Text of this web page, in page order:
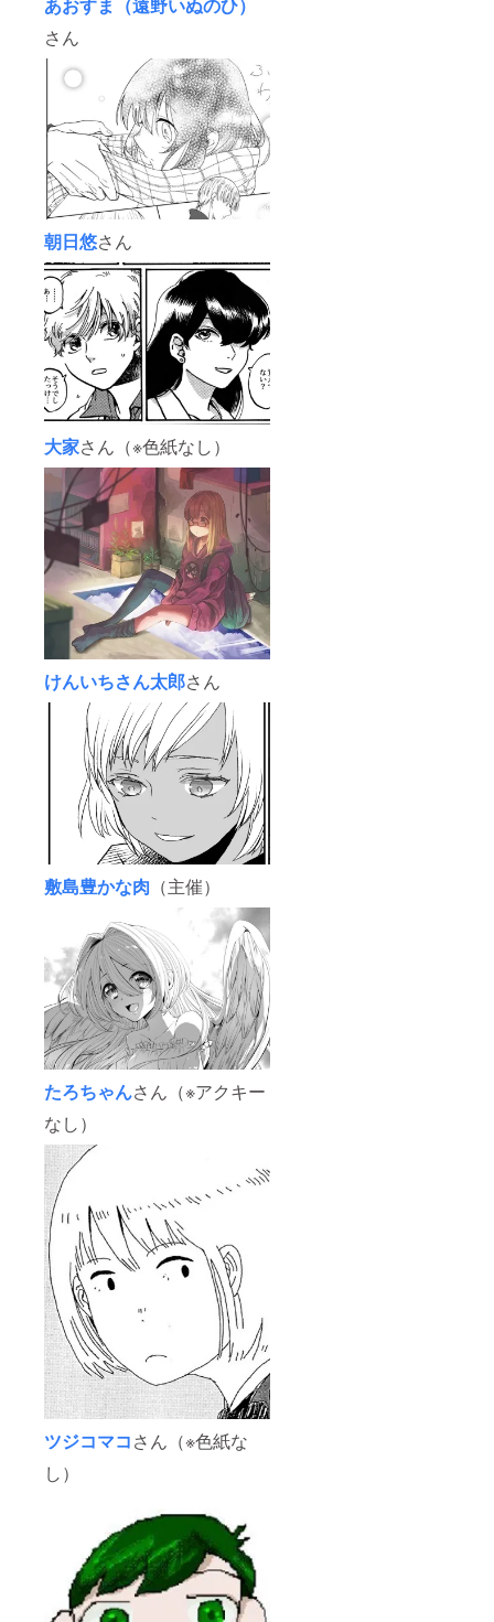
さん
朝日悠さん
大家さん（※色紙なし）
けんいちさん太郎さん
敷島豊かな肉 （主催）
たろちゃんさん（※アクキー
なし）
ツジコマコさん（※色紙な
し）